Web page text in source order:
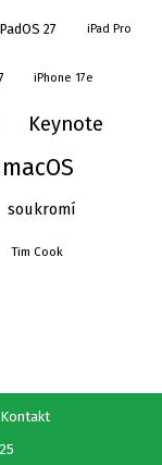
27 iPad Pro
iPhone 17e
Keynote
macOS
soukromí
Tim Cook
Kontakt